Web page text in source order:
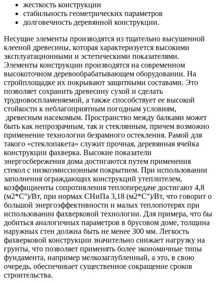
жесткость конструкции
стабильность геометрических параметров
долговечность деревянной конструкции.
Несущие элементы производятся из тщательно высушенной
клееной древесины, которая характеризуется высокими
эксплуатационными и эстетическими показателями.
Элементы конструкции производятся на современном
высокоточном деревообрабатывающем оборудовании. На
стройплощадке их покрывают защитными составами. Это
позволяет сохранить древесину сухой и сделать
трудновоспламеняемой, а также способствует ее высокой
стойкости к неблагоприятным погодным условиям,
древесным насекомым. Пространство между балками может
быть как непрозрачным, так и стеклянным, причем возможно
применение технологии безрамного остекления. Рамой для
такого «стеклопакета» служит прочная, деревянная ячейка
конструкции фахверка. Высокие показатели
энергосбережения дома достигаются путем применения
стекол с низкоэмиссионным покрытием. При использовании
заполнения ограждающих конструкций утеплителем,
коэффициенты сопротивления теплопередаче достигают 4,8
(м2*С°)/Вт, при нормах СНиПа 3,18 (м2*С°)/Вт, что говорит о
большой энергоэффективности и малых теплопотерях при
использовании фахверковой технологии. Для примера, что бы
добиться аналогичных параметров в брусовом доме, толщина
наружных стен должна быть не менее 300 мм. Легкость
фахверковой конструкции значительно снижает нагрузку на
грунты, что позволяет применять более экономичные типы
фундамента, например мелкозаглубленный, а это, в свою
очередь, обеспечивает существенное сокращение сроков
строительства.